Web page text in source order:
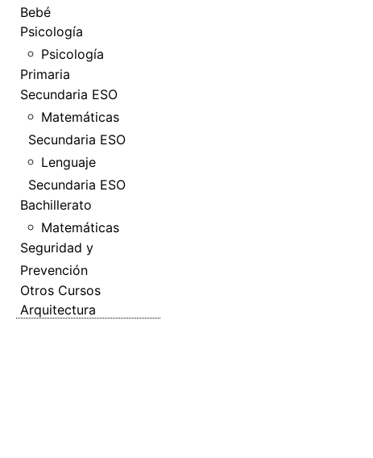
Bebé
Psicología
Psicología
Primaria
Secundaria ESO
Matemáticas
Secundaria ESO
Lenguaje
Secundaria ESO
Bachillerato
Matemáticas
Seguridad y
Prevención
Otros Cursos
Arquitectura